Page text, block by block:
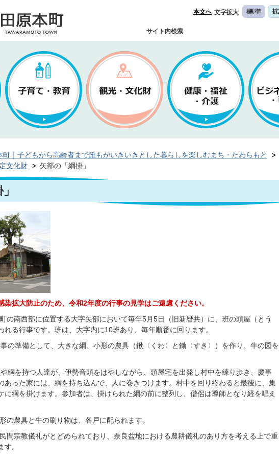
本文へ 文字拡大
サイト内検索
町｜子どもから高齢者まで誰もがいきいきとした暮らしを楽しむまち・たわらもと
文化財
矢部の「綱掛」
染拡大防止のため、令和2年度の行事の見学はご遠慮ください。
の南西部に位置する大字矢部において毎年5月5日（旧新暦共）に、班の頭屋（とう
れる行事です。班は、大字内に10班あり、毎年順番に回ります。
の準備として、大きな綱、小形の農具（鍬〈くわ〉と鋤〈すき〉）を作り、牛の図を
綱を持つ人達が、伊勢音頭をはやしながら、頭屋宅を出発し村中を練り歩き、慶事
あった家には、綱を持ち込んで、人に巻きつけます。村中を回り終わると最後に、集
に綱を掛けます。参加者は、掛けられた綱の前に整列し、僧侶は導師となり経を唱え
の農具と牛の刷り物は、各戸に配られます。
間宗教儀礼がとどめられており、奈良盆地における農耕儀礼のあり方を考える上で重
。